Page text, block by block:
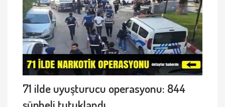
71 ilde uyuşturucu operasyonu: 844